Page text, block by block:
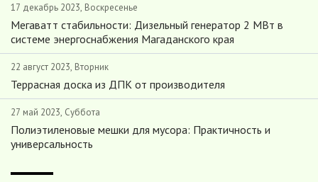
17 декабрь 2023, Воскресенье
Мегаватт стабильности: Дизельный генератор 2 МВт в
системе энергоснабжения Магаданского края
22 август 2023, Вторник
Террасная доска из ДПК от производителя
27 май 2023, Суббота
Полиэтиленовые мешки для мусора: Практичность и
универсальность